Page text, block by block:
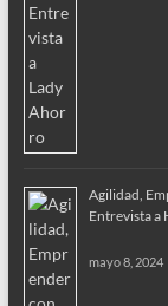
Agilidad,
Entrevista a
mayo 8, 2024